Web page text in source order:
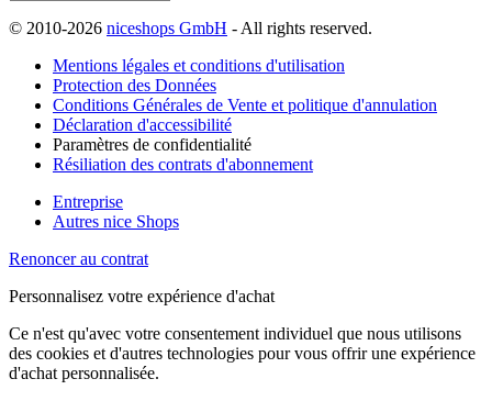
© 2010-2026 niceshops GmbH - All rights reserved.
Mentions légales et conditions d'utilisation
Protection des Données
Conditions Générales de Vente et politique d'annulation
Déclaration d'accessibilité
Paramètres de confidentialité
Résiliation des contrats d'abonnement
Entreprise
Autres nice Shops
Renoncer au contrat
Personnalisez votre expérience d'achat
Ce n'est qu'avec votre consentement individuel que nous utilisons
des cookies et d'autres technologies pour vous offrir une expérience
d'achat personnalisée.